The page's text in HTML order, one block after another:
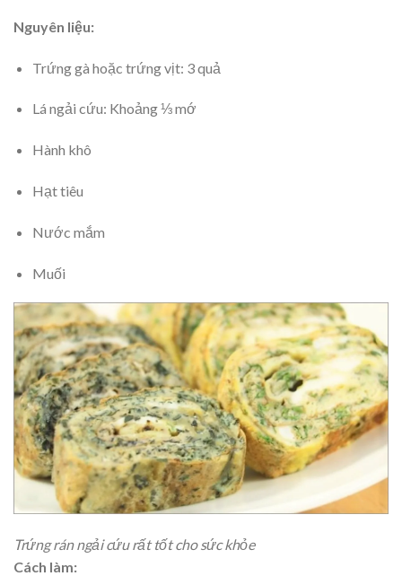
Nguyên liệu:
Trứng gà hoặc trứng vịt: 3 quả
Lá ngải cứu: Khoảng ⅓ mớ
Hành khô
Hạt tiêu
Nước mắm
Muối
Trứng rán ngải cứu rất tốt cho sức khỏe
Cách làm: